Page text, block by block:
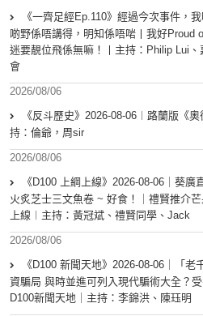
《一齊足經Ep.110》經過今次事件，
啲野係唔講得，明知係唔啱丨我好Proud
迷要靚位飛係無嘛！丨主持：Philip Lui
會
2026/08/06
《反斗歷史》2026-08-06︱路蘭版《
持：倫爺，周sir
2026/08/06
《D100 上綱上線》2026-08-06｜葵廣
火炙芝士三文魚卷 ~ 好食！｜禮賢推介
上線︱主持：黃冠斌、禮賢同學、Jack
2026/08/06
《D100 新聞天地》2026-08-06｜「
資騙局 與時並進可列入現代騙術大全？
D100新聞天地｜主持：李錦洪、陳珏明